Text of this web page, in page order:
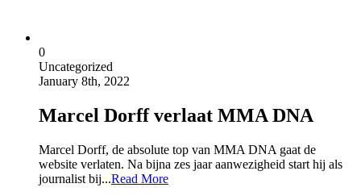
0
Uncategorized
January 8th, 2022
Marcel Dorff verlaat MMA DNA
Marcel Dorff, de absolute top van MMA DNA gaat de
website verlaten. Na bijna zes jaar aanwezigheid start hij als
journalist bij...Read More